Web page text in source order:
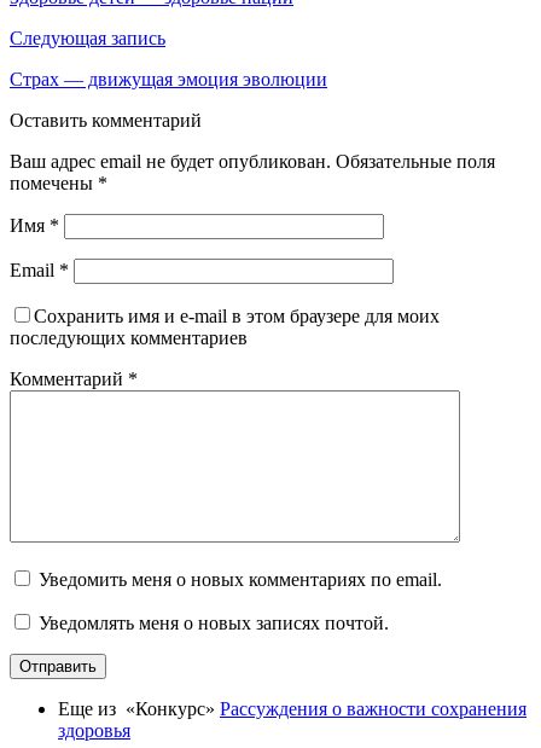
записям
Следующая запись
Страх — движущая эмоция эволюции
Оставить комментарий
Ваш адрес email не будет опубликован. Обязательные поля
помечены *
Имя *
Email *
Сохранить имя и e-mail в этом браузере для моих
последующих комментариев
Комментарий *
Уведомить меня о новых комментариях по email.
Уведомлять меня о новых записях почтой.
Отправить
Еще из «Конкурс» Рассуждения о важности сохранения
здоровья